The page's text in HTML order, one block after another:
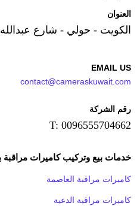
العنوان
الكويت - حولي - شارع
EMAIL US
contact@cameraskuwait.com
رقم الشركة
T: 0096555704662
خدمات بيع وتركيب كاميرات مراقبة
كاميرات مراقبة العاصمة
كاميرات مراقبة الدعية